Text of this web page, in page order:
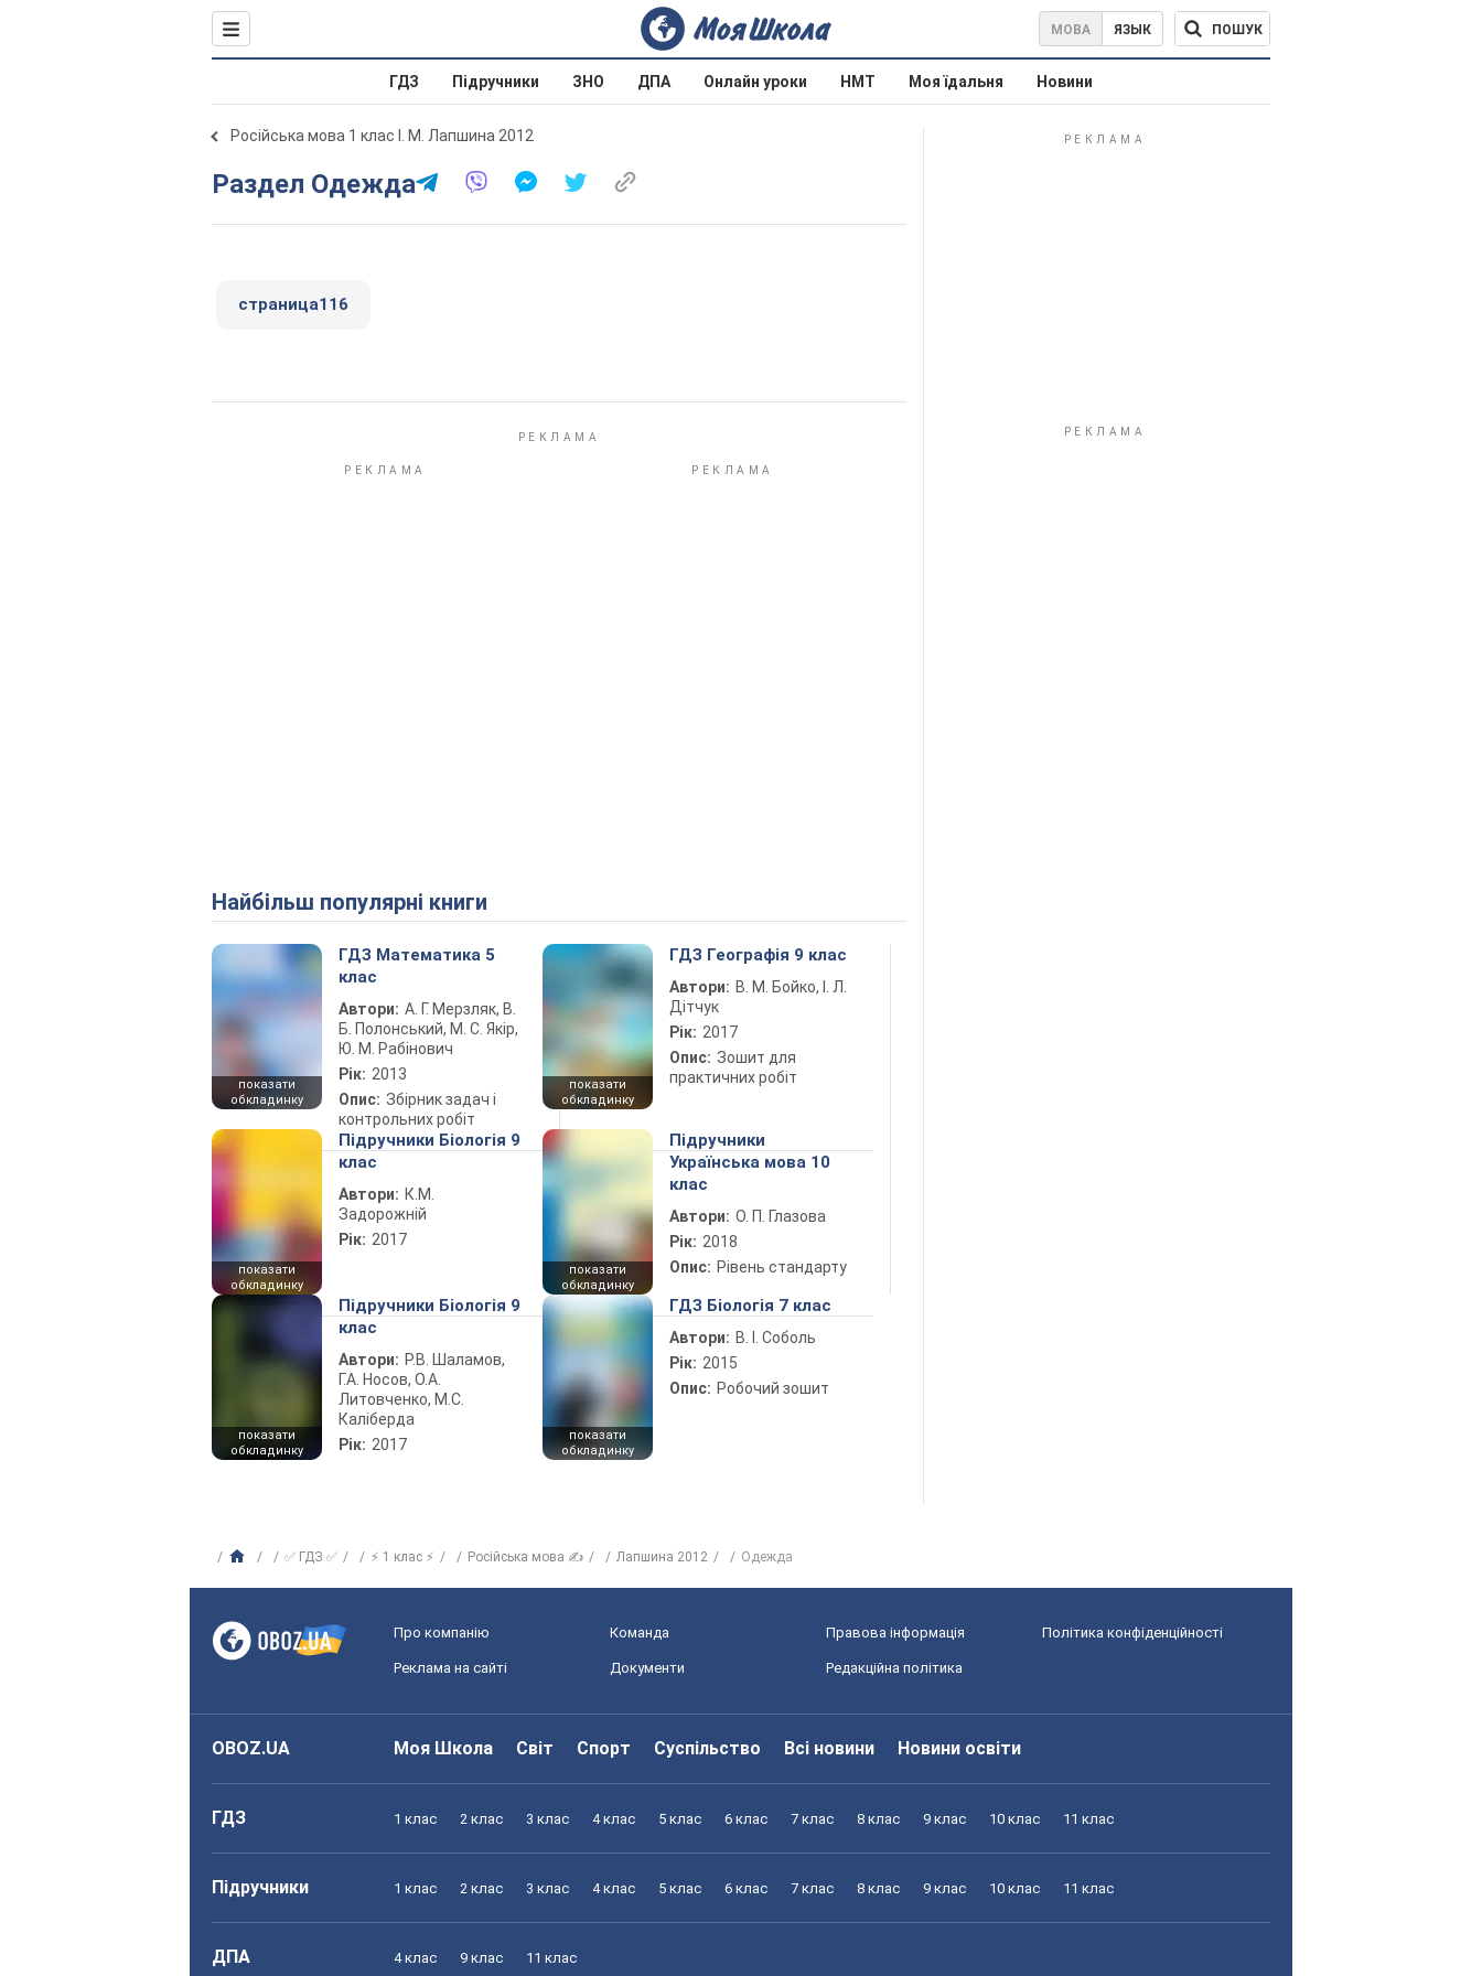
МОВА ЯЗЫК ПОШУК
ГДЗ Підручники ЗНО ДПА Онлайн уроки НМТ Моя їдальня Новини
Російська мова 1 клас І. М. Лапшина 2012
Раздел Одежда
страница116
Найбільш популярні книги
показати
обкладинку
ГДЗ Математика 5
клас
Автори: А. Г. Мерзляк, В.
Б. Полонський, М. С. Якір,
Ю. М. Рабінович
Рік: 2013
Опис: Збірник задач і
контрольних робіт
показати
обкладинку
ГДЗ Географія 9 клас
Автори: В. М. Бойко, І. Л.
Дітчук
Рік: 2017
Опис: Зошит для
практичних робіт
показати
обкладинку
Підручники Біологія 9
клас
Автори: К.М.
Задорожній
Рік: 2017
показати
обкладинку
Підручники
Українська мова 10
клас
Автори: О. П. Глазова
Рік: 2018
Опис: Рівень стандарту
показати
обкладинку
Підручники Біологія 9
клас
Автори: Р.В. Шаламов,
Г.А. Носов, О.А.
Литовченко, М.С.
Каліберда
Рік: 2017
показати
обкладинку
ГДЗ Біологія 7 клас
Автори: В. І. Соболь
Рік: 2015
Опис: Робочий зошит
✅ ГДЗ ✅ ⚡ 1 клас ⚡ Російська мова ✍ Лапшина 2012 Одежда
Про компанію Команда Правова інформація Політика конфіденційності
Реклама на сайті Документи Редакційна політика
OBOZ.UA Моя Школа Світ Спорт Суспільство Всі новини Новини освіти
ГДЗ 1 клас 2 клас 3 клас 4 клас 5 клас 6 клас 7 клас 8 клас 9 клас 10 клас 11 клас
Підручники 1 клас 2 клас 3 клас 4 клас 5 клас 6 клас 7 клас 8 клас 9 клас 10 клас 11 клас
ДПА 4 клас 9 клас 11 клас